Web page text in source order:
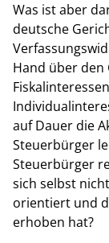
Was ist aber
deutsche
Hand über den
auf Dauer die
Steuerbürger
Steuerbürger
sich selbst
orientiert und
erhoben hat?